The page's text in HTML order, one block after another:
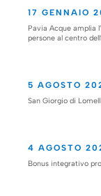
17 GENNAIO
Pavia Acque amplia
persone al centro
5 AGOSTO
San Giorgio di
4 AGOSTO
Bonus integrativo